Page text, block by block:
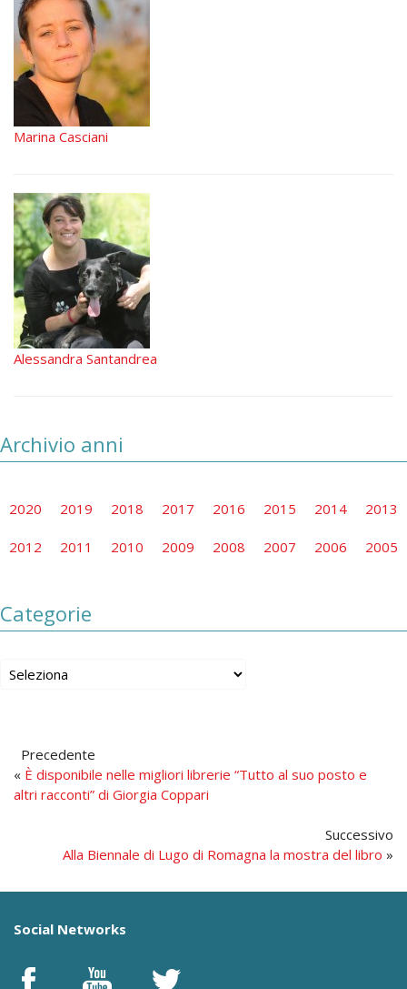
Marina Casciani
Alessandra Santandrea
Archivio anni
2020 2019 2018 2017 2016 2015 2014 2013
2012 2011 2010 2009 2008 2007 2006 2005
Categorie
Precedente
« È disponibile nelle migliori librerie “Tutto al suo posto e
altri racconti” di Giorgia Coppari
Successivo
Alla Biennale di Lugo di Romagna la mostra del libro »
Social Networks